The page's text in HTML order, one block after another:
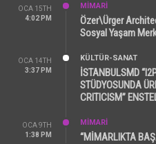
OCA 15TH
4:02 PM
MİMARİ
Özer\Ürger
Sosyal Yaşam
OCA 14TH
3:37 PM
KÜLTÜR-SANAT
İSTANBULSMD
STÜDYOSUNDA
CRITICISM”
OCA 9TH
1:38 PM
MİMARİ
“MİMARLIKTA